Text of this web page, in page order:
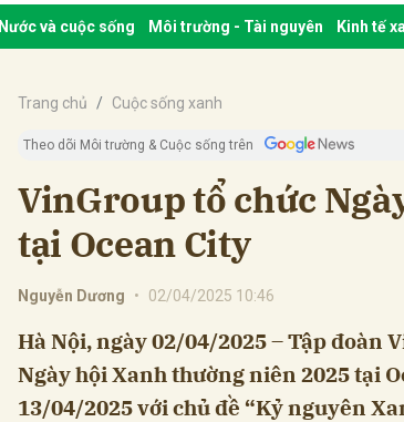
Nước và cuộc sống Môi trường - Tài nguyên Kinh tế
Trang chủ Cuộc sống xanh
Theo dõi Môi trường & Cuộc sống trên
VinGroup tổ chức
tại Ocean City
Nguyễn Dương • 02/04/2025 10:46
Hà Nội, ngày 02/04/2025 – Tập đoàn
Ngày hội Xanh thường niên 2025 tại
13/04/2025 với chủ đề “Kỷ nguyên